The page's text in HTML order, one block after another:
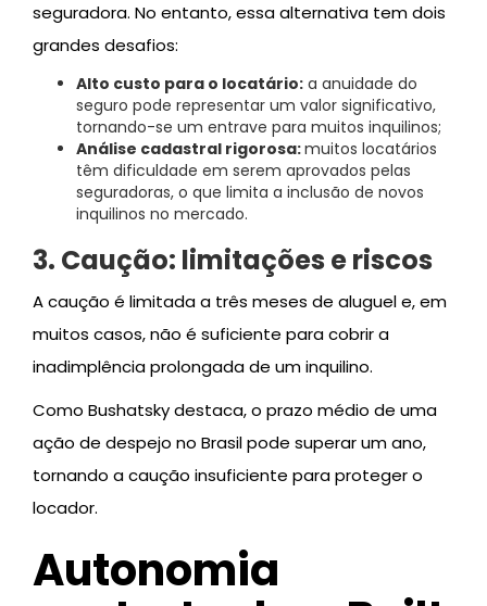
seguradora. No entanto, essa alternativa tem dois
grandes desafios:
Alto custo para o locatário: a anuidade do
seguro pode representar um valor significativo,
tornando-se um entrave para muitos inquilinos;
Análise cadastral rigorosa:muitos locatários
têm dificuldade em serem aprovados pelas
seguradoras, o que limita a inclusão de novos
inquilinos no mercado.
3. Caução: limitações e riscos
A caução é limitada a três meses de aluguel e, em
muitos casos, não é suficiente para cobrir a
inadimplência prolongada de um inquilino.
Como Bushatsky destaca, o prazo médio de uma
ação de despejo no Brasil pode superar um ano,
tornando a caução insuficiente para proteger o
locador.
Autonomia